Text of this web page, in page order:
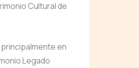
Cultural de
principalmente en
Legado